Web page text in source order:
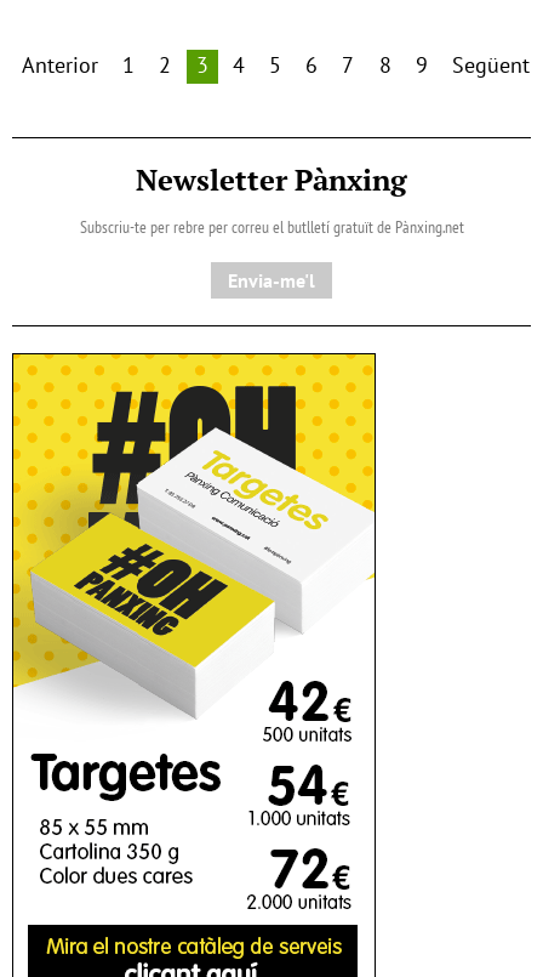
Anterior 1 2 3 4 5 6 7 8 9 Següent
Newsletter Pànxing
Subscriu-te per rebre per correu el butlletí gratuït de Pànxing.net​
Envia-me'l